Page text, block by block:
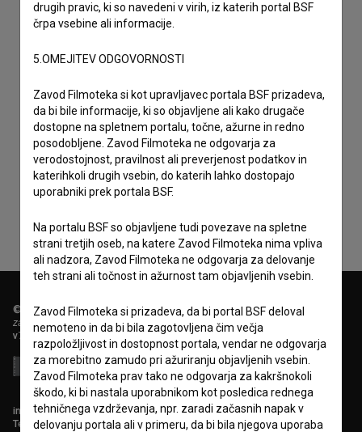
Sprejemamsplošne pogojein dajemsoglasje
zbiranje, hrambo in obdelavo osebnih podatkov.
© 2018-2026, Filmoteka,
zavod za širjenje filmske kulture
v7.149.2
info@filmoteka.si
Tehnična pomoč: podpora@bsf.si
drugih pravic, ki so navedeni v virih, iz katerih portal BSF
črpa vsebine ali informacije.
5.OMEJITEV ODGOVORNOSTI
Zavod Filmoteka si kot upravljavec portala BSF prizadeva,
da bi bile informacije, ki so objavljene ali kako drugače
dostopne na spletnem portalu, točne, ažurne in redno
posodobljene. Zavod Filmoteka ne odgovarja za
verodostojnost, pravilnost ali preverjenost podatkov in
katerihkoli drugih vsebin, do katerih lahko dostopajo
uporabniki prek portala BSF.
Na portalu BSF so objavljene tudi povezave na spletne
strani tretjih oseb, na katere Zavod Filmoteka nima vpliva
ali nadzora, Zavod Filmoteka ne odgovarja za delovanje
teh strani ali točnost in ažurnost tam objavljenih vsebin.
Zavod Filmoteka si prizadeva, da bi portal BSF deloval
nemoteno in da bi bila zagotovljena čim večja
razpoložljivost in dostopnost portala, vendar ne odgovarja
za morebitno zamudo pri ažuriranju objavljenih vsebin.
Zavod Filmoteka prav tako ne odgovarja za kakršnokoli
škodo, ki bi nastala uporabnikom kot posledica rednega
tehničnega vzdrževanja, npr. zaradi začasnih napak v
delovanju portala ali v primeru, da bi bila njegova uporaba